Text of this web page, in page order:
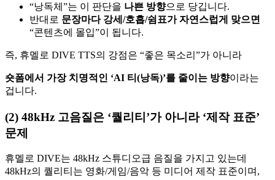
“낭독체”는 이 판단을 나쁜 방향으로 당깁니다.
반대로 문장마다 강세/호흡/쉼표가 자연스럽게 맞으면
“콘텐츠에 몰입”이 됩니다.
즉, 휴멜로 DIVE TTS의 강점은 “좋은 목소리”가 아니라
숏폼에서 가장 치명적인 ‘AI 티(낭독)’를 줄이는 방향이라는
겁니다.
(2) 48kHz 고음질은 ‘퀄리티’가 아니라 ‘제작 표준’
문제
휴멜로 DIVE는 48kHz 스튜디오급 음질을 가지고 있는데
48kHz의 퀄리티는 영화/게임/음악 등 미디어 제작 표준이며,